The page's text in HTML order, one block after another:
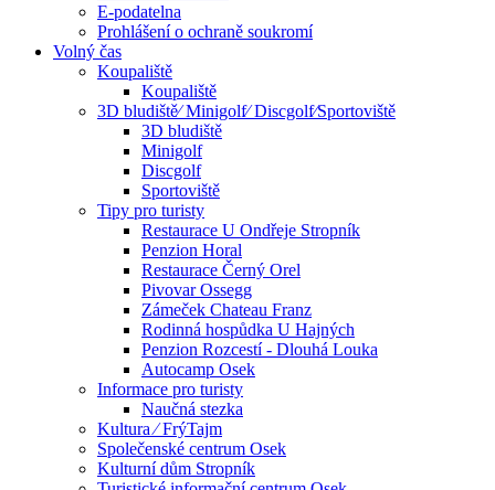
E-podatelna
Prohlášení o ochraně soukromí
Volný čas
Koupaliště
Koupaliště
3D bludiště⁄ Minigolf⁄ Discgolf⁄Sportoviště
3D bludiště
Minigolf
Discgolf
Sportoviště
Tipy pro turisty
Restaurace U Ondřeje Stropník
Penzion Horal
Restaurace Černý Orel
Pivovar Ossegg
Zámeček Chateau Franz
Rodinná hospůdka U Hajných
Penzion Rozcestí - Dlouhá Louka
Autocamp Osek
Informace pro turisty
Naučná stezka
Kultura ⁄ FrýTajm
Společenské centrum Osek
Kulturní dům Stropník